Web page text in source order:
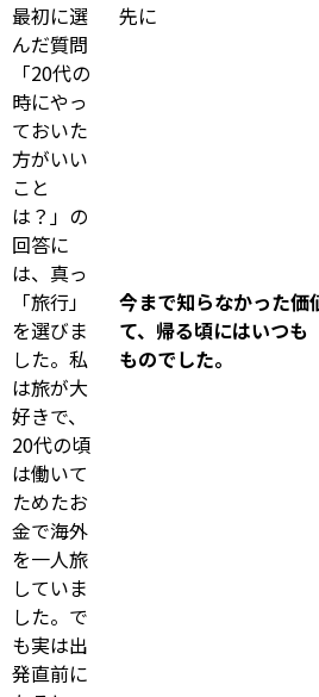
最初に選
んだ質問
「20代の
時にやっ
ておいた
方がいい
こと
は？」の
回答に
は、真っ
先に
「旅行」
を選びま
した。私
は旅が大
好きで、
20代の頃
は働いて
ためたお
金で海外
を一人旅
していま
した。で
も実は出
発直前に
今まで知らなかった価
て、帰る頃にはいつも
ものでした。